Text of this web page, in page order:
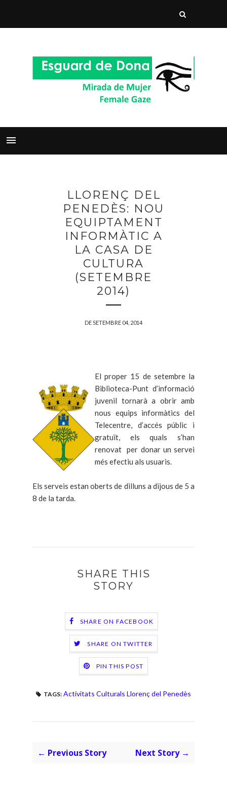
LLORENÇ DEL
PENEDÈS: NOU
EQUIPTAMENT
INFORMÀTIC A
LA CASA DE
CULTURA
(SETEMBRE
2014)
DE SETEMBRE 04, 2014
El proper 15 de setembre la
Biblioteca-Punt d’informació
juvenil tornarà a obrir amb
nous equips informàtics del
Telecentre, d’accés públic i
gratuït, els quals s’han
renovat per donar un servei
més efectiu als usuaris.
Els serveis estan oberts de dilluns a dijous de 5 a
8 de la tarda.
SHARE THIS
STORY
SHARE ON FACEBOOK
SHARE ON TWITTER
PIN THIS POST
TAGS: Activitats Culturals Llorenç del Penedès
← Previous Story Next Story →